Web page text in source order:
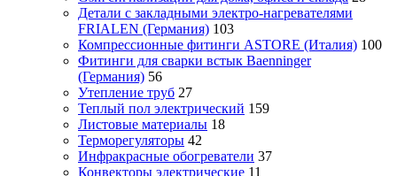
Детали с закладными электро-нагревателями
FRIALEN (Германия) 103
Компрессионные фитинги ASTORE (Италия) 100
Фитинги для сварки встык Baenninger
(Германия) 56
Утепление труб 27
Теплый пол электрический 159
Листовые материалы 18
Терморегуляторы 42
Инфракрасные обогреватели 37
Конвекторы электрические 11